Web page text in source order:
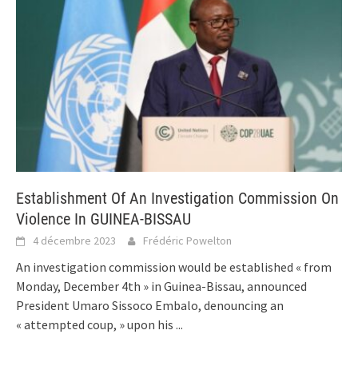
Establishment Of An Investigation Commission On
Violence In GUINEA-BISSAU
4 décembre 2023 Frédéric Powelton
An investigation commission would be established « from
Monday, December 4th » in Guinea-Bissau, announced
President Umaro Sissoco Embalo, denouncing an
« attempted coup, » upon his ...